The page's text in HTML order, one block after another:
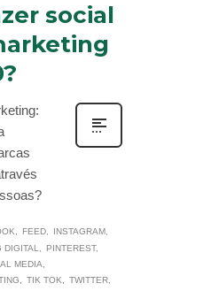
social
FEED
INSTAGRAM
DIGITAL
PINTEREST
MEDIA
TIK TOK TWITTER